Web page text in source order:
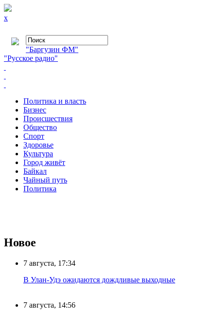
x
"Баргузин ФМ"
"Русское радио"
Политика и власть
Бизнес
Происшествия
Общество
Cпорт
Здоровье
Культура
Город живёт
Байкал
Чайный путь
Политика
Новое
7 августа, 17:34
В Улан-Удэ ожидаются дождливые выходные
7 августа, 14:56